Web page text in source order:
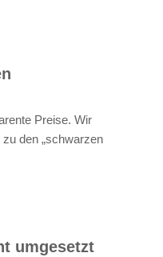
Preise. Wir
den „schwarzen
umgesetzt